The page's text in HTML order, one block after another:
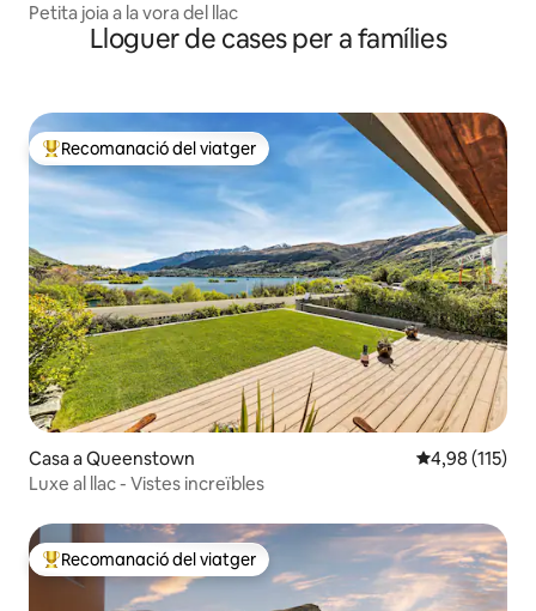
Petita joia a la vora del llac
Lloguer de cases per a famílies
Principals recomanacions dels viatgers
Recomanació del viatger
Casa a Queenstown 4,98 de
4,98 (115)
Luxe al llac - Vistes increïbles
Principals recomanacions dels viatgers
Recomanació del viatger